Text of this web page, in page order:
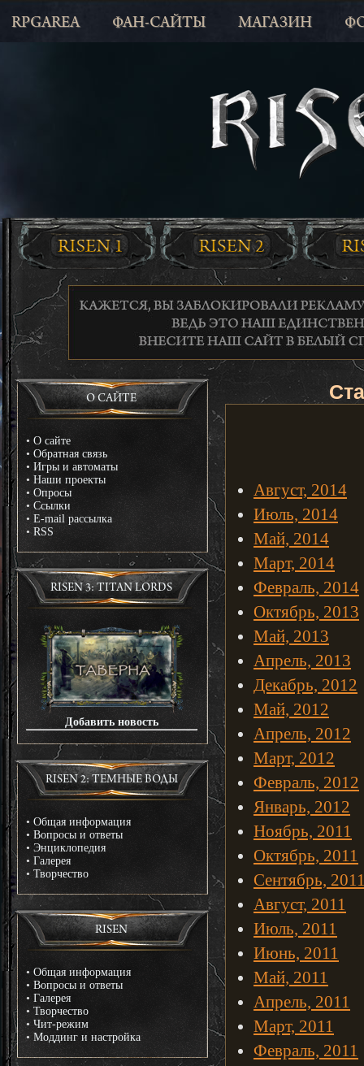
RPGAREA ФАН-САЙТЫ МАГАЗИН
О САЙТЕ
• О сайте
• Обратная связь
• Игры и автоматы
• Наши проекты
• Опросы
• Ссылки
• E-mail рассылка
• RSS
RISEN 3: TITAN LORDS
Добавить новость
RISEN 2: ТЕМНЫЕ ВОДЫ
• Общая информация
• Вопросы и ответы
• Энциклопедия
• Галерея
• Творчество
RISEN
• Общая информация
• Вопросы и ответы
• Галерея
• Творчество
• Чит-режим
• Моддинг и настройка
Август, 2014
Июль, 2014
Май, 2014
Март, 2014
Февраль, 2014
Октябрь, 2013
Май, 2013
Апрель, 2013
Декабрь, 2012
Май, 2012
Апрель, 2012
Март, 2012
Февраль, 2012
Январь, 2012
Ноябрь, 2011
Октябрь, 2011
Сентябрь,
Август, 2011
Июль, 2011
Июнь, 2011
Май, 2011
Апрель, 2011
Март, 2011
Февраль, 2011